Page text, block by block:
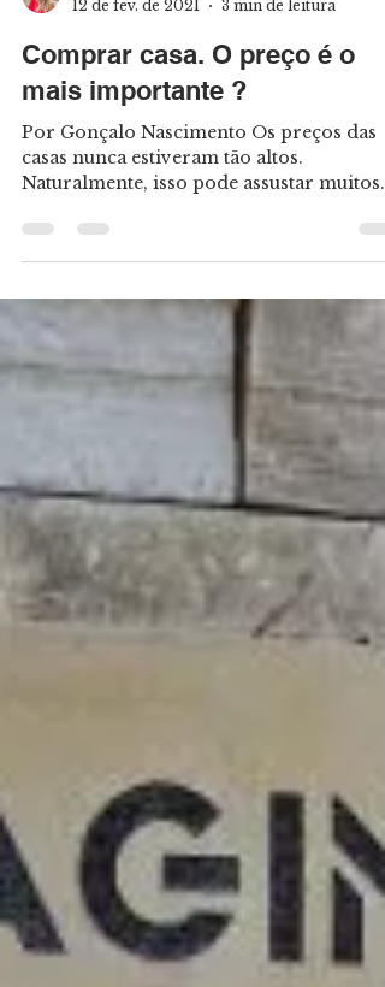
Rafaella Galardo
12 de fev. de 2021
3 min de leitura
Comprar casa. O preço é o
mais importante ?
Por Gonçalo Nascimento Os preços das
Naturalmente, isso pode assustar muitos
portugueses e fazer com que...